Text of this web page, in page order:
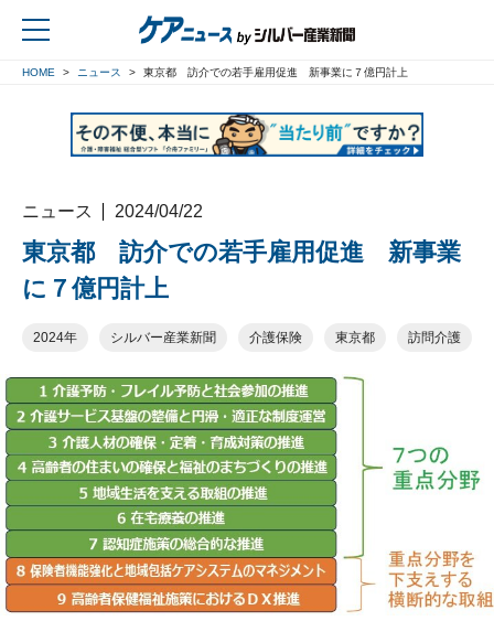
HOME ニュース 東京都 訪介での若手雇用促進 新事業に７億円計上
ニュース 2024/04/22
東京都 訪介での若手雇用促進 新事業
に７億円計上
2024年 シルバー産業新聞 介護保険 東京都 訪問介護